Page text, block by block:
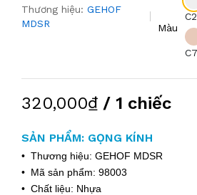
Thương hiệu: GEHOF
MDSR
Màu
C2
C7
320,000₫ / 1 chiếc
SẢN PHẨM: GỌNG KÍNH
• Thương hiệu: GEHOF MDSR
• Mã sản phẩm: 98003
• Chất liệu: Nhựa